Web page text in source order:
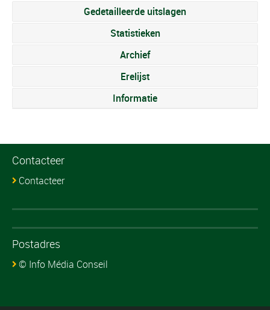
Gedetailleerde uitslagen
Statistieken
Archief
Erelijst
Informatie
Contacteer
Contacteer
Postadres
© Info Média Conseil